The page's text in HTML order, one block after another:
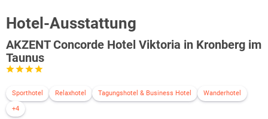
Hotel-Ausstattung
AKZENT Concorde Hotel Viktoria in Kronberg im
Taunus
Sporthotel Relaxhotel Tagungshotel & Business Hotel
Wanderhotel
+4